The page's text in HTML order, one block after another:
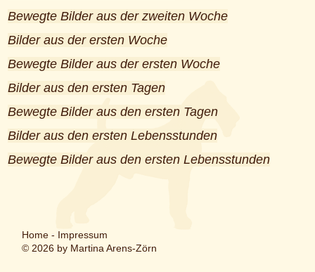
Bewegte Bilder aus der zweiten Woche
Bilder aus der ersten Woche
Bewegte Bilder aus der ersten Woche
Bilder aus den ersten Tagen
Bewegte Bilder aus den ersten Tagen
Bilder aus den ersten Lebensstunden
Bewegte Bilder aus den ersten Lebensstunden
Home- Impressum
© 2026 by Martina Arens-Zörn